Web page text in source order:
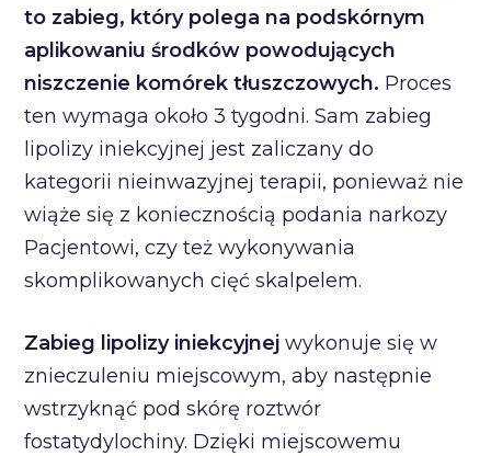
to zabieg, który polega na podskórnym
aplikowaniu środków powodujących
niszczenie komórek tłuszczowych. Proces
ten wymaga około 3 tygodni. Sam zabieg
lipolizy iniekcyjnej jest zaliczany do
kategorii nieinwazyjnej terapii, ponieważ nie
wiąże się z koniecznością podania narkozy
Pacjentowi, czy też wykonywania
skomplikowanych cięć skalpelem.
Zabieg lipolizy iniekcyjnej wykonuje się w
znieczuleniu miejscowym, aby następnie
wstrzyknąć pod skórę roztwór
fostatydylochiny. Dzięki miejscowemu